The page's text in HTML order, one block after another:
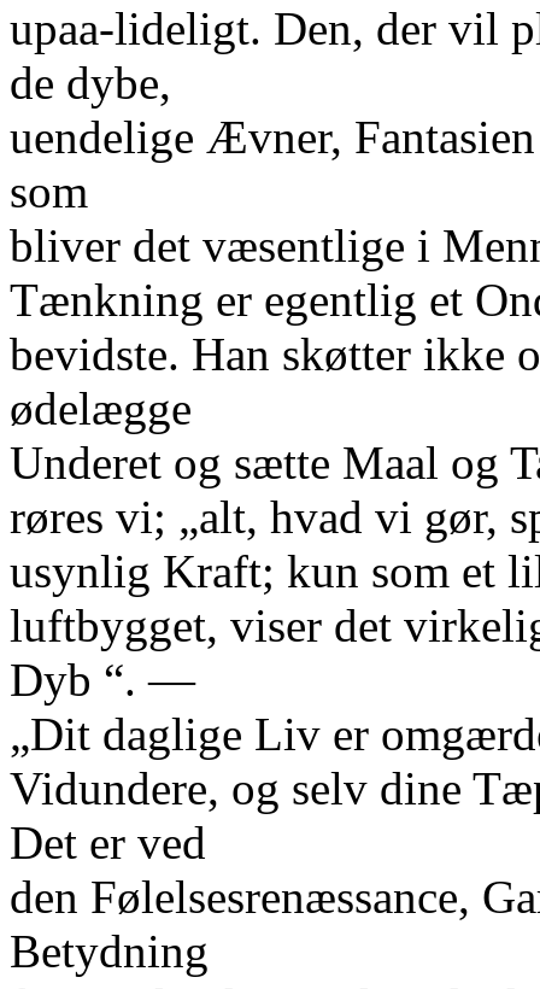
upaa-lideligt. Den, der vil
de dybe,
uendelige Ævner,
som
bliver det væsentlige i
Tænkning er egentlig et
bevidste. Han skøtter ikke
ødelægge
Underet og sætte Maal og
røres vi; „alt, hvad vi gør,
usynlig Kraft; kun som et
luftbygget, viser det
Dyb “. —
„Dit daglige Liv er
Vidundere, og selv dine
Det er ved
den Følelsesrenæssance,
Betydning